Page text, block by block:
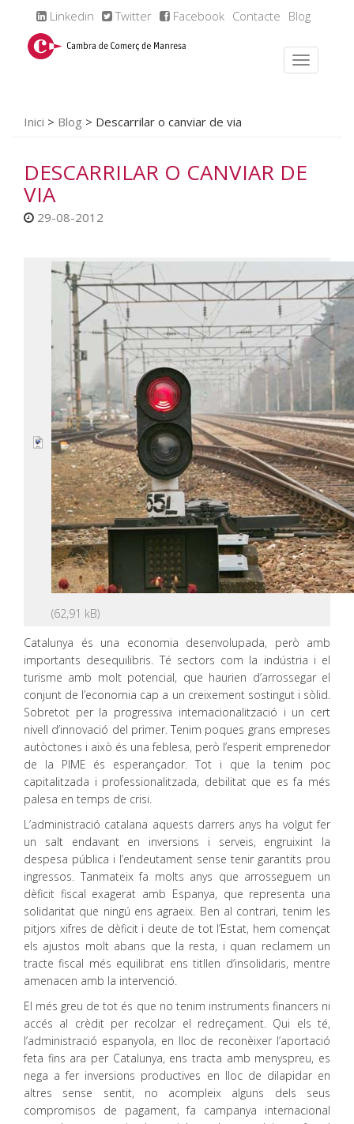
Linkedin Twitter Facebook Contacte Blog
Inici > Blog > Descarrilar o canviar de via
DESCARRILAR O CANVIAR DE
VIA
29-08-2012
Catalunya és una economia desenvolupada, però amb
importants desequilibris. Té sectors com la indústria i el
turisme amb molt potencial, que haurien d’arrossegar el
conjunt de l’economia cap a un creixement sostingut i sòlid.
Sobretot per la progressiva internacionalització i un cert
nivell d’innovació del primer. Tenim poques grans empreses
autòctones i això és una feblesa, però l’esperit emprenedor
de la PIME és esperançador. Tot i que la tenim poc
capitalitzada i professionalitzada, debilitat que es fa més
palesa en temps de crisi.
L’administració catalana aquests darrers anys ha volgut fer
un salt endavant en inversions i serveis, engruixint la
despesa pública i l’endeutament sense tenir garantits prou
ingressos. Tanmateix fa molts anys que arrosseguem un
dèficit fiscal exagerat amb Espanya, que representa una
solidaritat que ningú ens agraeix. Ben al contrari, tenim les
pitjors xifres de dèficit i deute de tot l’Estat, hem començat
els ajustos molt abans que la resta, i quan reclamem un
tracte fiscal més equilibrat ens titllen d’insolidaris, mentre
amenacen amb la intervenció.
El més greu de tot és que no tenim instruments financers ni
accés al crèdit per recolzar el redreçament. Qui els té,
l’administració espanyola, en lloc de reconèixer l’aportació
feta fins ara per Catalunya, ens tracta amb menyspreu, es
nega a fer inversions productives en lloc de dilapidar en
altres sense sentit, no acompleix alguns dels seus
compromisos de pagament, fa campanya internacional